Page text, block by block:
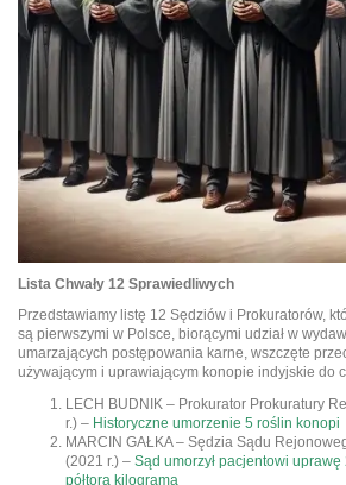
Lista Chwały 12 Sprawiedliwych
Przedstawiamy listę 12 Sędziów i Prokuratorów,
są pierwszymi w Polsce, biorącymi udział w
umarzających postępowania karne, wszczęte
używającym i uprawiającym konopie indyjskie do
LECH BUDNIK – Prokurator Prokuratury
r.) – Historyczne umorzenie 5 roślin konopi
MARCIN GAŁKA – Sędzia Sądu
(2021 r.) – Sąd umorzył pacjentowi
półtora kilograma